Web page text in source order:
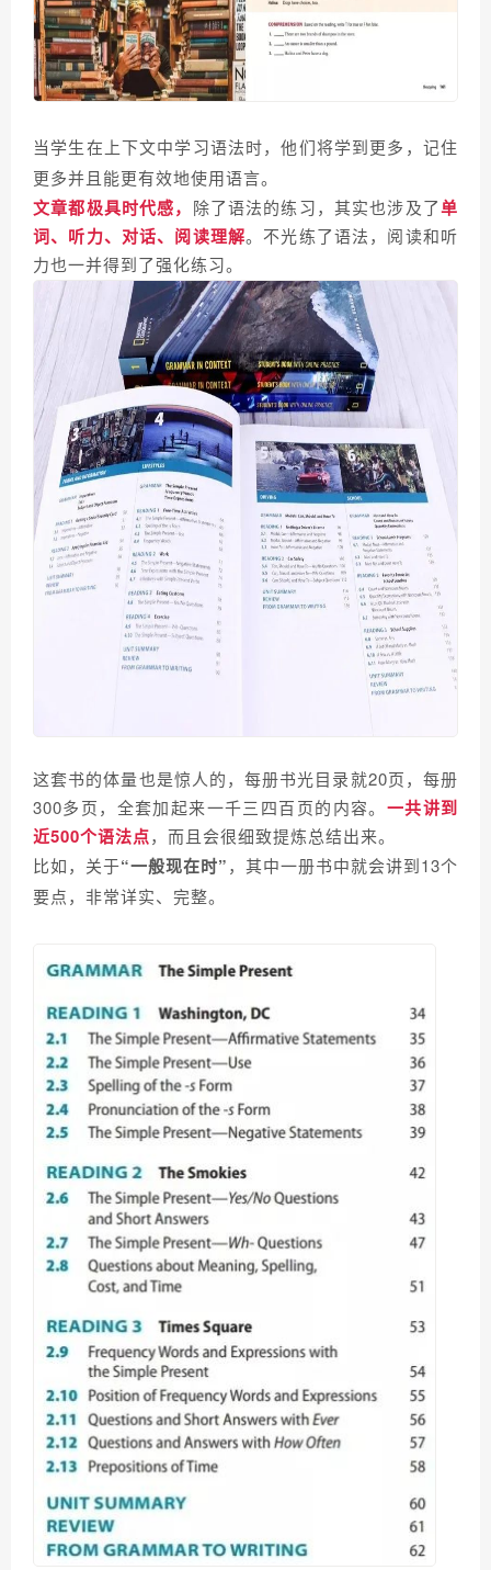
当学生在 上下文中学习语法时，他们将学到更多，记住
更多并且能更有效地使用语言。
文章都极具时代感， 除了语法的练习，其实也涉及了单
词、听力、对话、阅读理解。 不光练了语法，阅读和听
力也一并得到了强化练习。
这套书的体量也是惊人的，每册书光目录就20页，每册
300多页，全套加起来一千三四百页的内容。 一共讲到
近500个语法点，而且会很细致提炼总结出来。
比如，关于“一般现在时”，其中一册书中就会讲到13个
要点，非常详实、完整。